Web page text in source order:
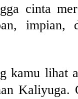
cinta
impian,
kamu lihat
Kaliyuga.